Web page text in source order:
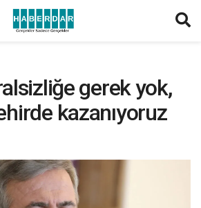
gerek yok,
kazanıyoruz